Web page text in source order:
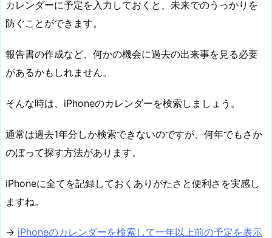
カレンダーに予定を入力しておくと、未来でのうっかりを
防ぐことができます。
報告書の作成など、何かの機会に過去の出来事を見る必要
があるかもしれません。
そんな時は、iPhoneのカレンダーを検索しましょう。
通常は過去1年分しか検索できないのですが、何年でもさか
のぼって探す方法があります。
iPhoneに全てを記録しておくありがたさと便利さを実感し
ますね。
→ iPhoneのカレンダーを検索して一年以上前の予定を表示